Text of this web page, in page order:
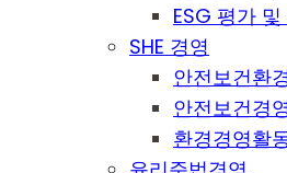
ESG 평가 및
SHE 경영
안전보건환
안전보건경
환경경영활